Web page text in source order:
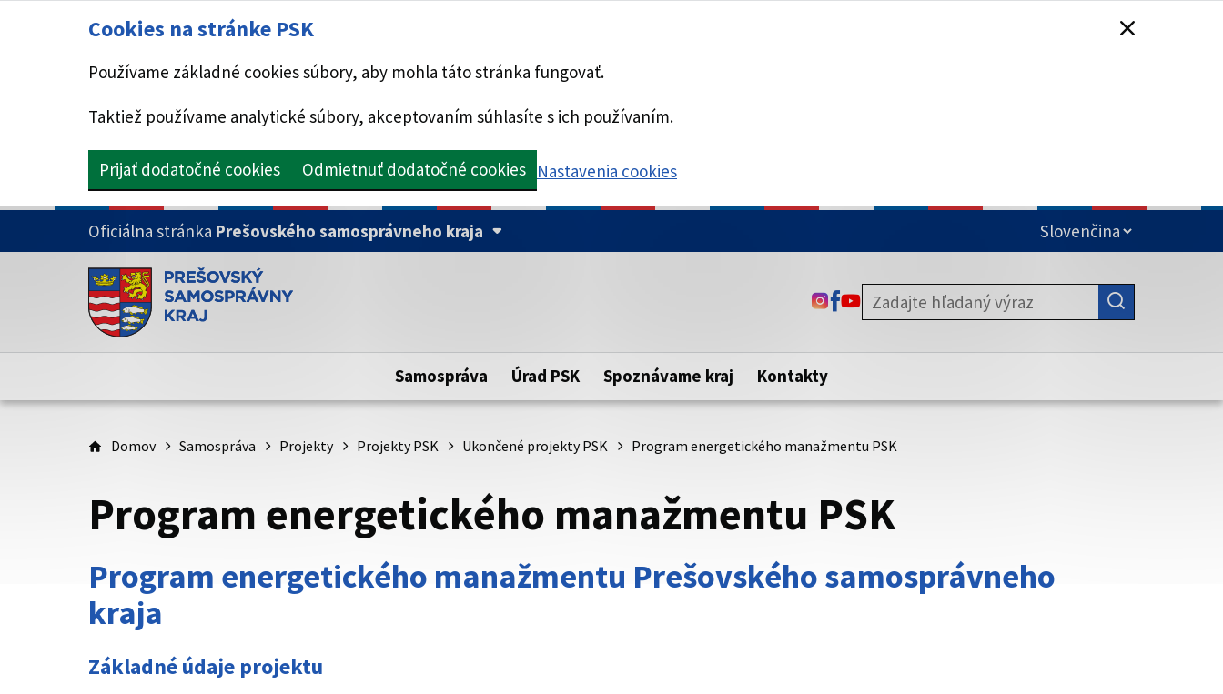
Cookies na stránke PSK
Používame základné cookies súbory, aby mohla táto stránka fungovať.
Taktiež používame analytické súbory, akceptovaním súhlasíte s ich používaním.
Prijať dodatočné cookies Odmietnuť dodatočné cookies Nastavenia cookies
PRESKOČIŤ NA HLAVNÝ OBSAH
Oficiálna stránka Prešovského samosprávneho kraja
Doména psk.sk je oficiálna
Toto je oficiálna webová stránka Prešovského samosprávneho kraja.
Táto stránka je zabezpečená
zabezpečenú webovú stránku. Zabezpečená stránka vždy začína
https:// pred názvom domény webového sídla.
ODKAZ SA OTVORÍ NA NOVEJ KARTE
ODKAZ SA OTVORÍ NA NOVEJ KARTE
ODKAZ SA OTVORÍ NA NOVEJ KARTE
Samospráva Úrad PSK Spoznávame kraj Kontakty
Domov Samospráva Projekty Projekty PSK Ukončené projekty PSK Program energetického manažmentu PSK
Program energetického manažmentu PSK
Program energetického manažmentu Prešovského samosprávneho
kraja
Základné údaje projektu